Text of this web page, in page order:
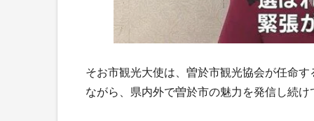
そお市観光大使は、曽於市観光協会が任命
ながら、県内外で曽於市の魅力を発信し続け